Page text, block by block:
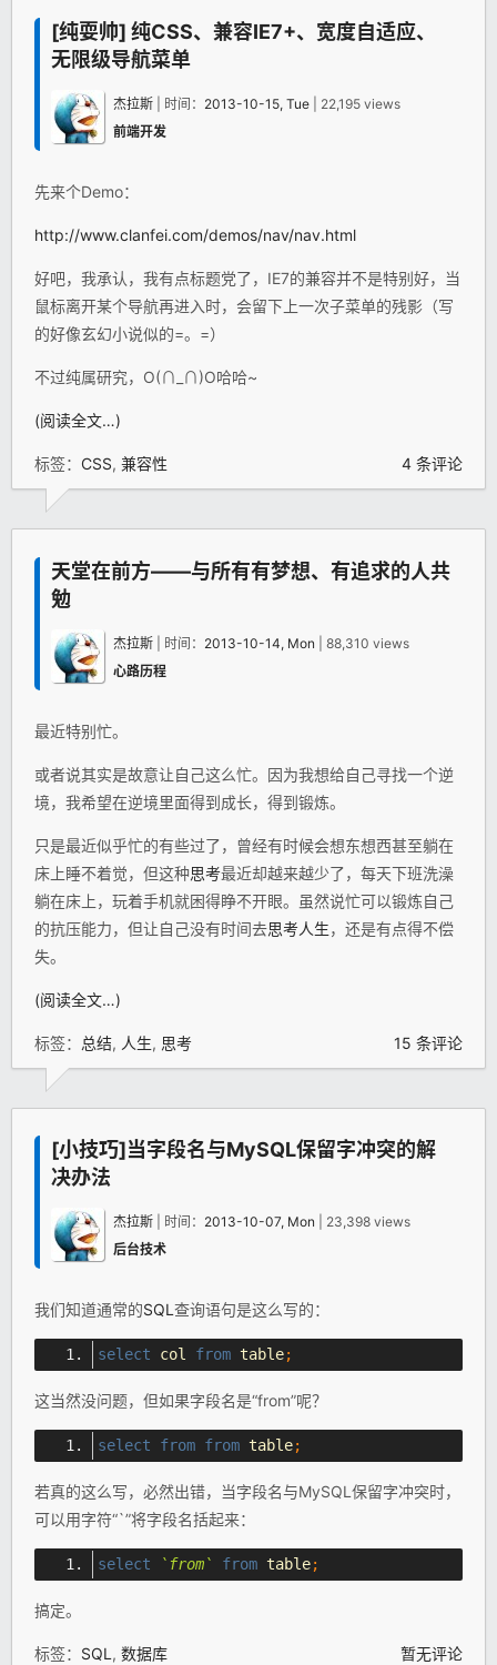
[纯耍帅] 纯CSS、兼容IE7+、宽度自适应、
无限级导航菜单
杰拉斯 | 时间： 2013-10-15, Tue | 22,195 views
前端开发
先来个Demo：
http://www.clanfei.com/demos/nav/nav.html
好吧，我承认，我有点标题党了，IE7的兼容并不是特别好，当
鼠标离开某个导航再进入时，会留下上一次子菜单的残影（写
的好像玄幻小说似的=。=）
不过纯属研究，O(∩_∩)O哈哈~
(阅读全文…)
标签： CSS, 兼容性 4 条评论
天堂在前方——与所有有梦想、有追求的人共
勉
杰拉斯 | 时间： 2013-10-14, Mon | 88,310 views
心路历程
最近特别忙。
或者说其实是故意让自己这么忙。因为我想给自己寻找一个逆
境，我希望在逆境里面得到成长，得到锻炼。
只是最近似乎忙的有些过了，曾经有时候会想东想西甚至躺在
床上睡不着觉，但这种思考最近却越来越少了，每天下班洗澡
躺在床上，玩着手机就困得睁不开眼。虽然说忙可以锻炼自己
的抗压能力，但让自己没有时间去思考人生，还是有点得不偿
失。
(阅读全文…)
标签： 总结, 人生, 思考 15 条评论
[小技巧]当字段名与MySQL保留字冲突的解
决办法
杰拉斯 | 时间： 2013-10-07, Mon | 23,398 views
后台技术
我们知道通常的SQL 查询语句是这么写的：
select col from table;
这当然没问题，但如果字段名是“from”呢？
select from from table;
若真的这么写，必然出错，当字段名与MySQL保留字冲突时，
可以用字符“`”将字段名括起来：
select `from` from table;
搞定。
标签： SQL , 数据库 暂无评论